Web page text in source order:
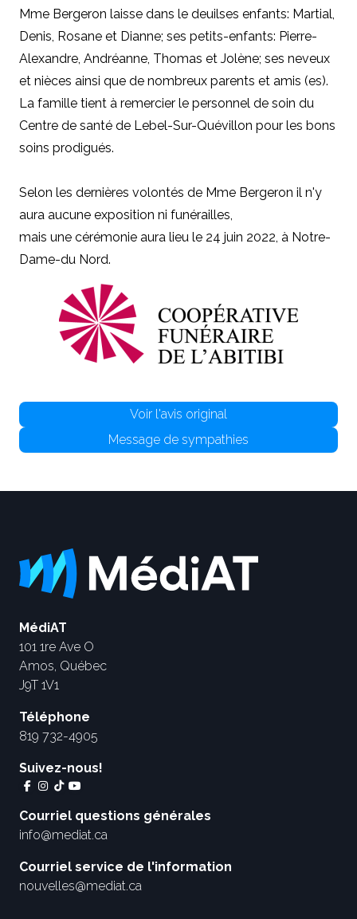
Mme Bergeron laisse dans le deuilses enfants: Martial,
Denis, Rosane et Dianne; ses petits-enfants: Pierre-
Alexandre, Andréanne, Thomas et Jolène; ses neveux
et nièces ainsi que de nombreux parents et amis (es).
La famille tient à remercier le personnel de soin du
Centre de santé de Lebel-Sur-Quévillon pour les bons
soins prodigués.
Selon les dernières volontés de Mme Bergeron il n'y
aura aucune exposition ni funérailles,
mais une cérémonie aura lieu le 24 juin 2022, à Notre-
Dame-du Nord.
Voir l'avis original
Message de sympathies
MédiAT
101 1re Ave O
Amos, Québec
J9T 1V1
Téléphone
819 732-4905
Suivez-nous!
Courriel questions générales
info@mediat.ca
Courriel service de l'information
nouvelles@mediat.ca